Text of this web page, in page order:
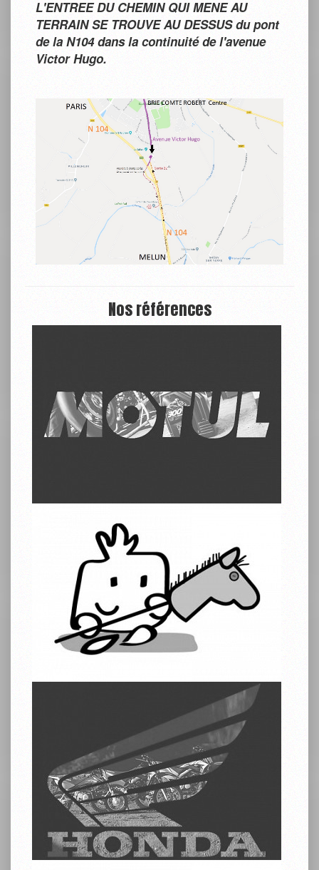
L'ENTREE DU CHEMIN QUI MENE AU
TERRAIN SE TROUVE AU DESSUS du pont
de la N104 dans la continuité de l'avenue
Victor Hugo.
Nos références